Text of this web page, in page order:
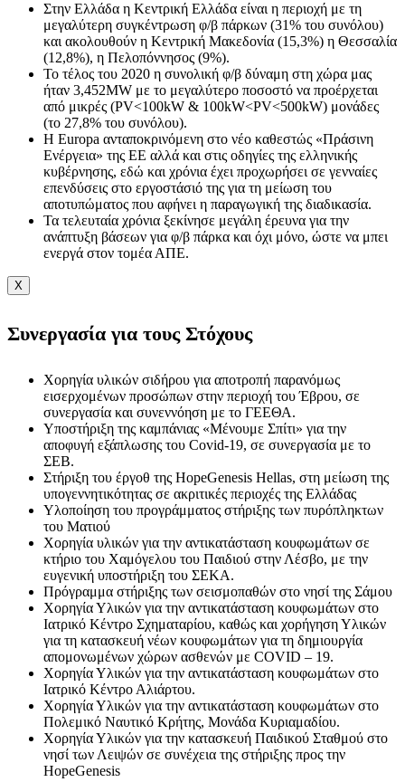
Στην Ελλάδα η Κεντρική Ελλάδα είναι η περιοχή με τη
μεγαλύτερη συγκέντρωση φ/β πάρκων (31% του συνόλου)
και ακολουθούν η Κεντρική Μακεδονία (15,3%) η Θεσσαλία
(12,8%), η Πελοπόννησος (9%).
Το τέλος του 2020 η συνολική φ/β δύναμη στη χώρα μας
ήταν 3,452ΜW με το μεγαλύτερο ποσοστό να προέρχεται
από μικρές (PV<100kW & 100kW<PV<500kW) μονάδες
(το 27,8% του συνόλου).
Η Εuropa ανταποκρινόμενη στο νέο καθεστώς «Πράσινη
Ενέργεια» της ΕΕ αλλά και στις οδηγίες της ελληνικής
κυβέρνησης, εδώ και χρόνια έχει προχωρήσει σε γενναίες
επενδύσεις στο εργοστάσιό της για τη μείωση του
αποτυπώματος που αφήνει η παραγωγική της διαδικασία.
Τα τελευταία χρόνια ξεκίνησε μεγάλη έρευνα για την
ανάπτυξη βάσεων για φ/β πάρκα και όχι μόνο, ώστε να μπει
ενεργά στον τομέα ΑΠΕ.
X
Συνεργασία για τους Στόχους
Χορηγία υλικών σιδήρου για αποτροπή παρανόμως
εισερχομένων προσώπων στην περιοχή του Έβρου, σε
συνεργασία και συνεννόηση με το ΓΕΕΘΑ.
Υποστήριξη της καμπάνιας «Μένουμε Σπίτι» για την
αποφυγή εξάπλωσης του Covid-19, σε συνεργασία με το
ΣΕΒ.
Στήριξη του έργοθ της HopeGenesis Hellas, στη μείωση της
υπογεννητικότητας σε ακριτικές περιοχές της Ελλάδας
Υλοποίηση του προγράμματος στήριξης των πυρόπληκτων
του Ματιού
Χορηγία υλικών για την αντικατάσταση κουφωμάτων σε
κτήριο του Χαμόγελου του Παιδιού στην Λέσβο, με την
ευγενική υποστήριξη του ΣΕΚΑ.
Πρόγραμμα στήριξης των σεισμοπαθών στο νησί της Σάμου
Χορηγία Υλικών για την αντικατάσταση κουφωμάτων στο
Ιατρικό Κέντρο Σχηματαρίου, καθώς και χορήγηση Υλικών
για τη κατασκευή νέων κουφωμάτων για τη δημιουργία
απομονωμένων χώρων ασθενών με COVID – 19.
Χορηγία Υλικών για την αντικατάσταση κουφωμάτων στο
Ιατρικό Κέντρο Αλιάρτου.
Χορηγία Υλικών για την αντικατάσταση κουφωμάτων στο
Πολεμικό Ναυτικό Κρήτης, Μονάδα Κυριαμαδίου.
Χορηγία Υλικών για την κατασκευή Παιδικού Σταθμού στο
νησί των Λειψών σε συνέχεια της στήριξης προς την
HopeGenesis